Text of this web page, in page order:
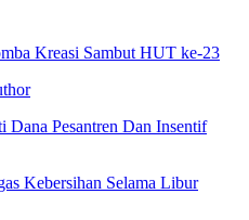
Kreasi Sambut HUT ke-23
Pesantren Dan Insentif
Kebersihan Selama Libur